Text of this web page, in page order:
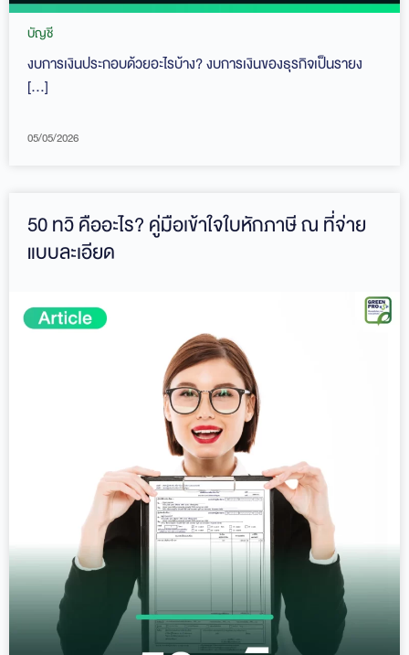
บัญชี
งบการเงินประกอบด้วยอะไรบ้าง? งบการเงินของธุรกิจเป็นรายง
[…]
05/05/2026
50 ทวิ คืออะไร? คู่มือเข้าใจใบหักภาษี ณ ที่จ่าย
แบบละเอียด